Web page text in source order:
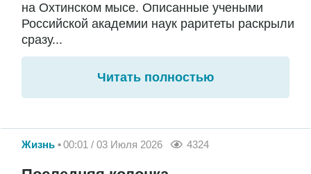
на Охтинском мысе. Описанные учеными
Российской академии наук раритеты раскрыли
сразу...
Читать полностью
Жизнь 00:01 / 03 Июля 2026 4324